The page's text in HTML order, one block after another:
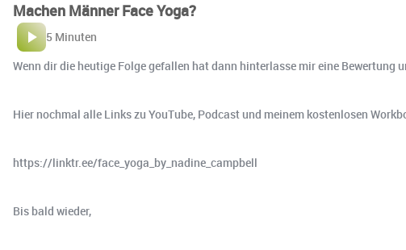
Machen Männer Face Yoga?
5 Minuten
Wenn dir die heutige Folge gefallen hat dann hinterlasse mir eine
Hier nochmal alle Links zu YouTube, Podcast und meinem kostenlosen
https://linktr.ee/face_yoga_by_nadine_campbell
Bis bald wieder,